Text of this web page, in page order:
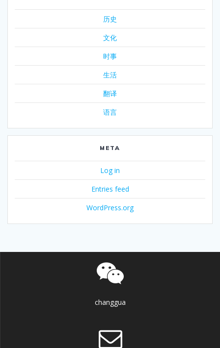
历史
文化
时事
生活
翻译
语言
META
Log in
Entries feed
WordPress.org
changgua